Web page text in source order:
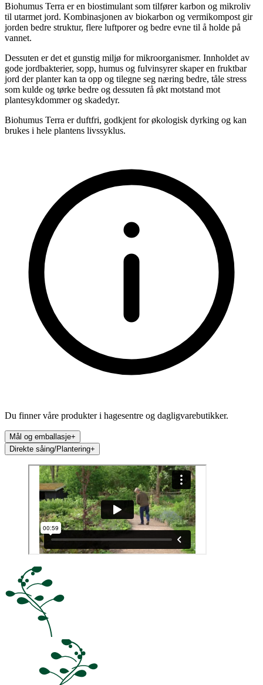
Biohumus Terra er en biostimulant som tilfører karbon og mikroliv
til utarmet jord. Kombinasjonen av biokarbon og vermikompost gir
jorden bedre struktur, flere luftporer og bedre evne til å holde på
vannet.
Dessuten er det et gunstig miljø for mikroorganismer. Innholdet av
gode jordbakterier, sopp, humus og fulvinsyrer skaper en fruktbar
jord der planter kan ta opp og tilegne seg næring bedre, tåle stress
som kulde og tørke bedre og dessuten få økt motstand mot
plantesykdommer og skadedyr.
Biohumus Terra er duftfri, godkjent for økologisk dyrking og kan
brukes i hele plantens livssyklus.
Du finner våre produkter i hagesentre og dagligvarebutikker.
Mål og emballasje+
Direkte såing/Plantering+